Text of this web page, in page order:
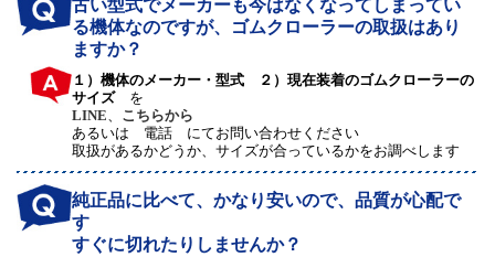
古い型式でメーカーも今はなくなってしまってい
る機体なのですが、ゴムクローラーの取扱はあり
ますか？
１）機体のメーカー・型式 ２）現在装着のゴムクローラーの
サイズを
LINE
こちらから
あるいは 電話 にてお問い合わせください
取扱があるかどうか、サイズが合っているかをお調べします
純正品に比べて、かなり安いので、品質が心配で
す
すぐに切れたりしませんか？